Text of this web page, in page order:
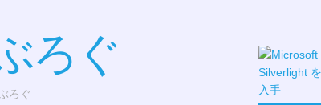
ろぐ
ろぐ